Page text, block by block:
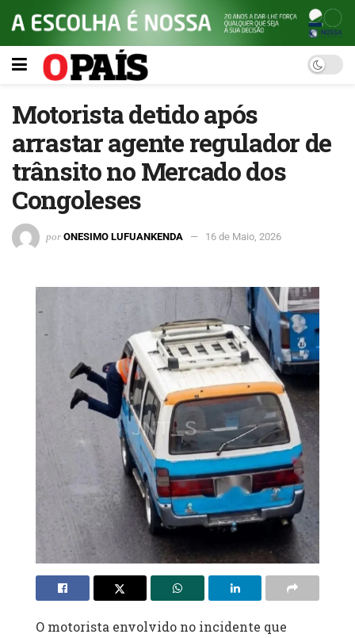
Motorista detido após
arrastar agente regulador de
trânsito no Mercado dos
Congoleses
por ONESIMO LUFUANKENDA 16 de Maio, 2026
O motorista envolvido no incidente que